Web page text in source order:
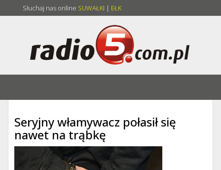
Słuchaj nas online SUWAŁKI | EŁK
Seryjny włamywacz połasił się
nawet na trąbkę